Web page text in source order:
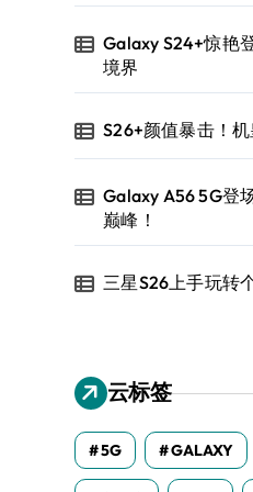
Galaxy S24+惊艳
境界
S26+颜值暴击！
Galaxy A56 5G登
巅峰！
三星S26上手玩转
云标签
5G GALAXY